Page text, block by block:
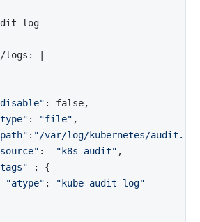
|
: false,
: "file" ,
: "/var/log/kubernetes/
: "k8s-audit" ,
: {
"atype" :
"kube-audit-log"